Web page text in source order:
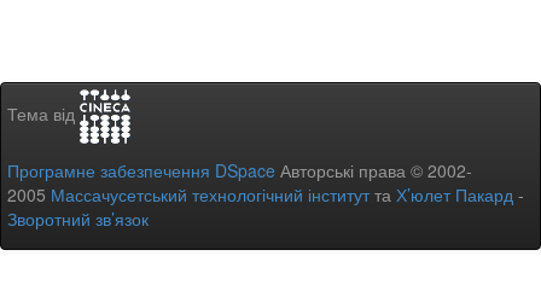
Тема від
Програмне забезпечення DSpace Авторські права © 2002-
2005 Массачусетський технологічний інститутта Х’юлет Пакард -
Зворотний зв’язок